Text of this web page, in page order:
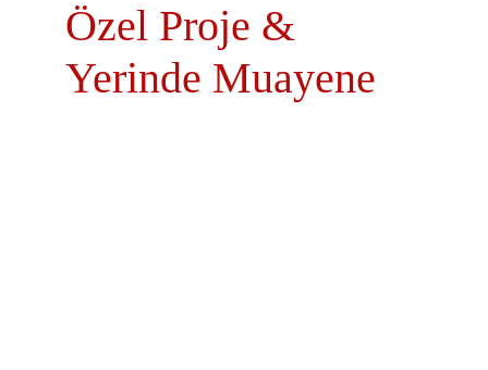
Özel Proje &
Yerinde Muayene